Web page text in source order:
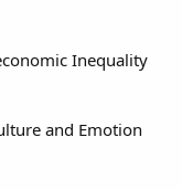
Inequality
and Emotion